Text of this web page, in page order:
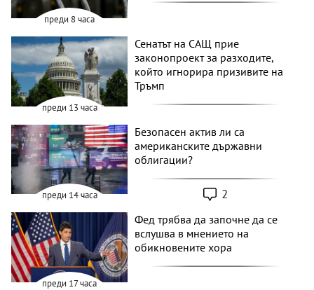
преди 8 часа
преди 13 часа
Сенатът на САЩ прие
законопроект за разходите,
който игнорира призивите на
Тръмп
преди 14 часа
Безопасен актив ли са
американските държавни
облигации?
2
преди 17 часа
Фед трябва да започне да се
вслушва в мнението на
обикновените хора